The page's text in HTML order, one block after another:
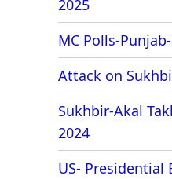
2025
MC Polls-
Attack on
Sukhbir-Akal
2024
US- Presidential